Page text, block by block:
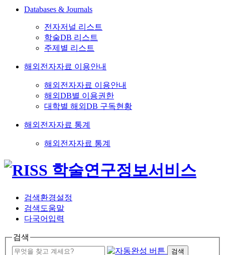
Databases & Journals
전자저널 리스트
학술DB 리스트
주제별 리스트
해외전자자료 이용안내
해외전자자료 이용안내
해외DB별 이용권한
대학별 해외DB 구독현황
해외전자자료 통계
해외전자자료 통계
검색환경설정
검색도움말
다국어입력
검색
검색